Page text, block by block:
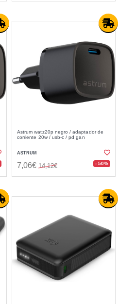
Astrum watz20p negro / adaptador de
corriente 20w / usb-c / pd gan
ASTRUM
7,06€ 14,12€ - 50%